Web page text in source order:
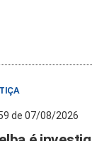
de 07/08/2026